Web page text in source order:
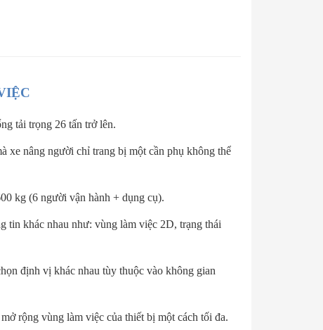
tải trọng 26 tấn trở lên.
xe nâng người chỉ trang bị một cần phụ không thể
kg (6 người vận hành + dụng cụ).
tin khác nhau như: vùng làm việc 2D, trạng thái
định vị khác nhau tùy thuộc vào không gian
rộng vùng làm việc của thiết bị một cách tối đa.